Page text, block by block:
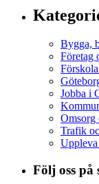
Bygga,
Företag
Jobba i
Omsorg
Trafik
Följ oss på